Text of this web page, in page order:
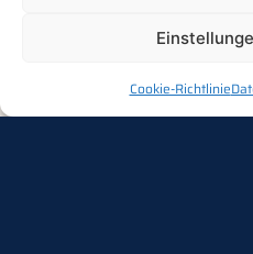
Cookie-Richtlinie